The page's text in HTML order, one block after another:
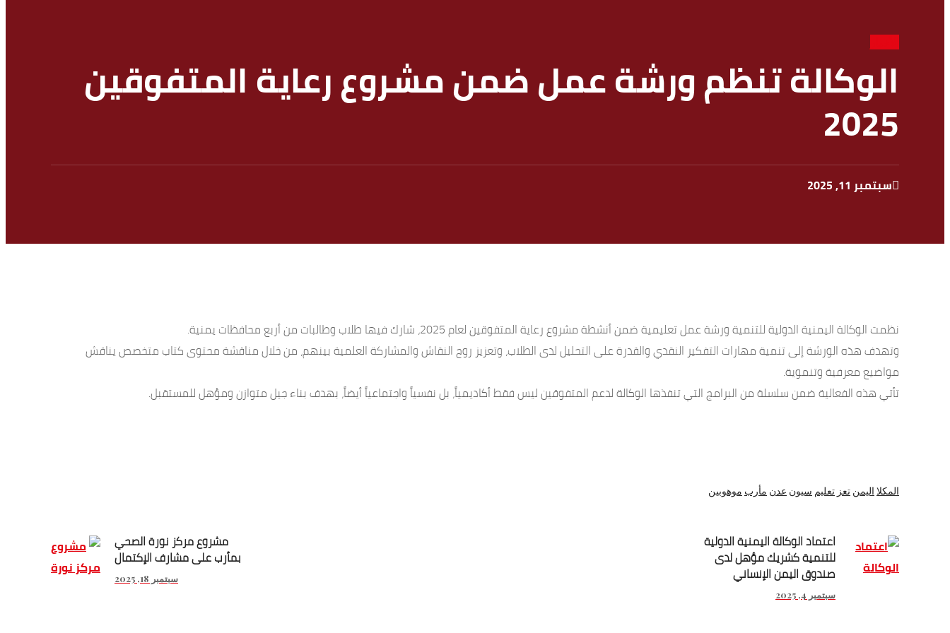
الوكالة تنظم ورشة عمل ضمن مشروع رعاية المتفوقين
2025
سبتمبر 11, 2025
نظمت الوكالة اليمنية الدولية للتنمية ورشة عمل تعليمية ضمن أنشطة مشروع رعاية المتفوقين لعام 2025، شارك فيها طلاب وطالبات من أربع محافظات يمنية.
وتهدف هذه الورشة إلى تنمية مهارات التفكير النقدي والقدرة على التحليل لدى الطلاب، وتعزيز روح النقاش والمشاركة العلمية بينهم، من خلال مناقشة محتوى كتاب متخصص يناقش
مواضيع معرفية وتنموية.
تأتي هذه الفعالية ضمن سلسلة من البرامج التي تنفذها الوكالة لدعم المتفوقين ليس فقط أكاديمياً، بل نفسياً واجتماعياً أيضاً، بهدف بناء جيل متوازن ومؤهل للمستقبل.
المكلا اليمن تعز تعليم سيون عدن مأرب موهوبين
اعتماد الوكالة اليمنية الدولية
للتنمية كشريك مؤهل لدى
صندوق اليمن الإنساني
سبتمبر 4, 2025
مشروع مركز نورة الصحي
بمأرب على مشارف الإكتمال
سبتمبر 18, 2025